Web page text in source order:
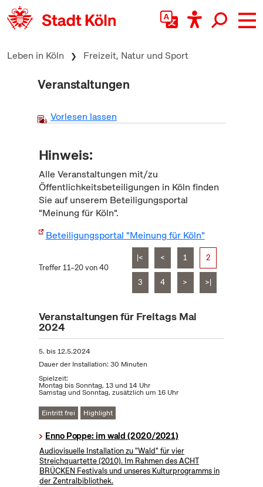
zum Inhalt springen
Leben in Köln Freizeit, Natur und Sport
Veranstaltungen
Vorlesen lassen
Hinweis:
Alle Veranstaltungen mit/zu
Öffentlichkeitsbeteiligungen in Köln finden
Sie auf unserem Beteiligungsportal
"Meinung für Köln".
Beteiligungsportal "Meinung für Köln"
Treffer 11–20 von 40
|< < 1 2
3 4 > >|
Veranstaltungen für Freitags Mai
2024
5. bis12.5.2024
Dauer der Installation: 30 Minuten
Spielzeit:
Montag bis Sonntag, 13 und 14 Uhr
Samstag und Sonntag, zusätzlich um 16 Uhr
Eintritt frei Highlight
Enno Poppe: im wald (2020/2021)
Audiovisuelle Installation zu "Wald" für vier
Streichquartette (2010). Im Rahmen des ACHT
BRÜCKEN Festivals und unseres Kulturprogramms in
der Zentralbibliothek.